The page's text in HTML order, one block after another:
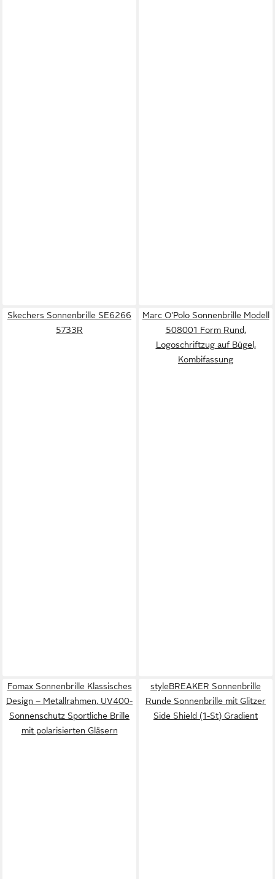
Skechers Sonnenbrille SE6266
5733R
Marc O'Polo Sonnenbrille Modell
508001 Form Rund,
Logoschriftzug auf Bügel,
Kombifassung
Fomax Sonnenbrille Klassisches
Design – Metallrahmen, UV400-
Sonnenschutz Sportliche Brille
mit polarisierten Gläsern
styleBREAKER Sonnenbrille
Runde Sonnenbrille mit Glitzer
Side Shield (1-St) Gradient